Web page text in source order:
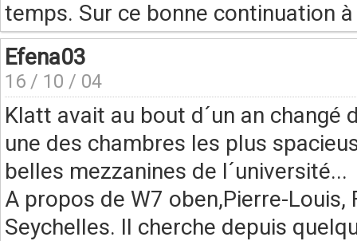
temps. Sur ce bonne continuation
Efena03
16 / 10 / 04
Klatt avait au bout d´un an changé
une des chambres les plus
belles mezzanines de l´université...
A propos de W7 oben,Pierre-
Seychelles. Il cherche depuis